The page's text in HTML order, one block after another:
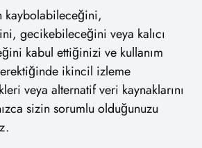
gecikebileceğini veya kalıcı
kabul ettiğinizi ve kullanım
ikincil izleme
veya alternatif veri kaynaklarını
sizin sorumlu olduğunuzu